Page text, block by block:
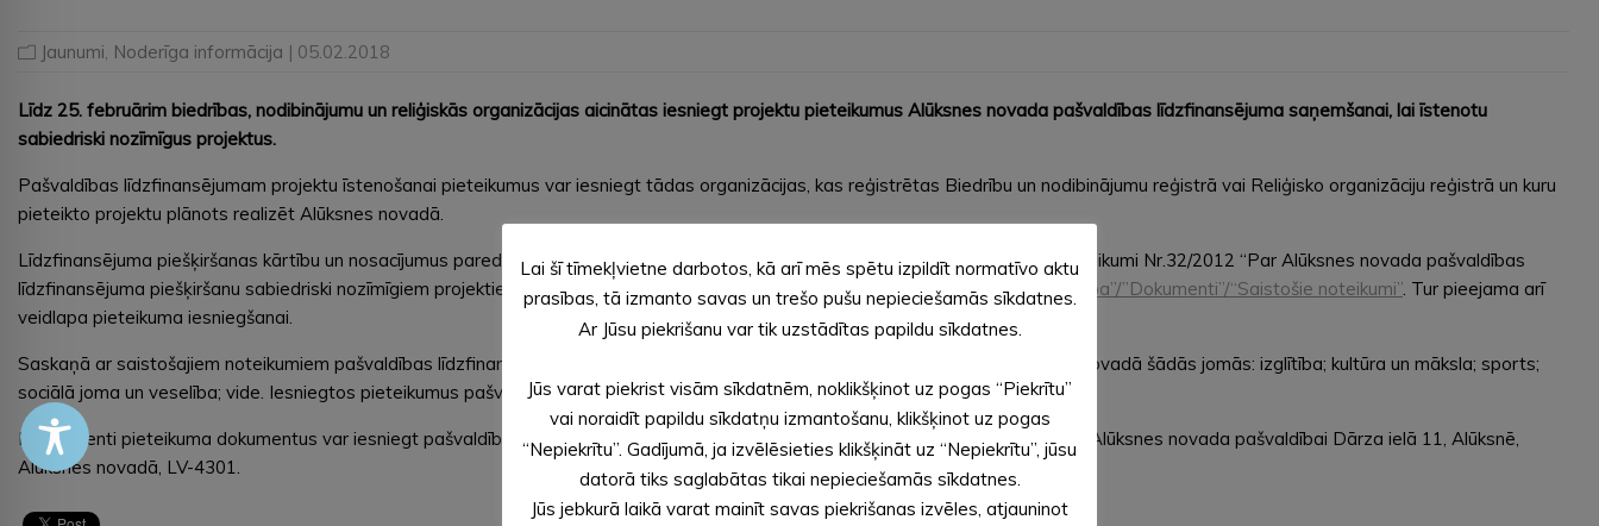
Jaunumi, Noderīga informācija | 05.02.2018
Līdz 25. februārim biedrības, nodibinājumu un reliģiskās organizācijas aicinātas iesniegt projektu pieteikumus Alūksnes novada pašvaldības līdzfinansējuma saņemšanai, lai īstenotu
sabiedriski nozīmīgus projektus.
Pašvaldības līdzfinansējumam projektu īstenošanai pieteikumus var iesniegt tādas organizācijas, kas reģistrētas Biedrību un nodibinājumu reģistrā vai Reliģisko organizāciju reģistrā un kuru
pieteikto projektu plānots realizēt Alūksnes novadā.
Līdzfinansējuma piešķiršanas kārtību un nosacījumus paredz Alūksnes novada pašvaldības 2012. gada 22. novembra saistošie noteikumi Nr.32/2012 “Par Alūksnes novada pašvaldības
līdzfinansējuma piešķiršanu sabiedriski nozīmīgiem projektiem”. Pretendenti ar tiem var iepazīties www.aluksne.lv sadaļā “Pašvaldība”/”Dokumenti”/“Saistošie noteikumi”. Tur pieejama arī
veidlapa pieteikuma iesniegšanai.
Saskaņā ar saistošajiem noteikumiem pašvaldības līdzfinansējums paredzēts sabiedriski nozīmīgu projektu realizēšanai Alūksnes novadā šādās jomās: izglītība; kultūra un māksla; sports;
sociālā joma un veselība; vide. Iesniegtos pieteikumus pašvaldībā izskatīs martā.
Pretendenti pieteikuma dokumentus var iesniegt pašvaldības administrācijas kancelejā jebkurā laikā personīgi vai nosūtīt pa pastu Alūksnes novada pašvaldībai Dārza ielā 11, Alūksnē,
Alūksnes novadā, LV-4301.
Lai šī tīmekļvietne darbotos, kā arī mēs spētu izpildīt normatīvo aktu
prasības, tā izmanto savas un trešo pušu nepieciešamās sīkdatnes.
Ar Jūsu piekrišanu var tik uzstādītas papildu sīkdatnes.
Jūs varat piekrist visām sīkdatnēm, noklikšķinot uz pogas “Piekrītu”
vai noraidīt papildu sīkdatņu izmantošanu, klikšķinot uz pogas
“Nepiekrītu”. Gadījumā, ja izvēlēsieties klikšķināt uz “Nepiekrītu”, jūsu
datorā tiks saglabātas tikai nepieciešamās sīkdatnes.
Jūs jebkurā laikā varat mainīt savas piekrišanas izvēles, atjauninot